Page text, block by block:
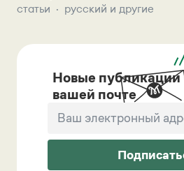
статьи русский и другие
Новые публикации
вашей почте